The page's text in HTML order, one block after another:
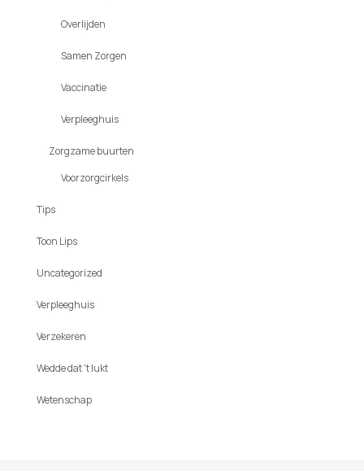
Overlijden
Samen Zorgen
Vaccinatie
Verpleeghuis
Zorgzame buurten
Voorzorgcirkels
Tips
Toon Lips
Uncategorized
Verpleeghuis
Verzekeren
Wedde dat 't lukt
Wetenschap